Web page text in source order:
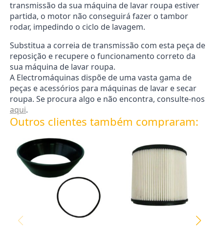
transmissão da sua máquina de lavar roupa estiver
partida, o motor não conseguirá fazer o tambor
rodar, impedindo o ciclo de lavagem.
Substitua a correia de transmissão com esta peça de
reposição e recupere o funcionamento correto da
sua máquina de lavar roupa.
A Electromáquinas dispõe de uma vasta gama de
peças e acessórios para máquinas de lavar e secar
roupa. Se procura algo e não encontra, consulte-nos
aqui.
Outros clientes também compraram: